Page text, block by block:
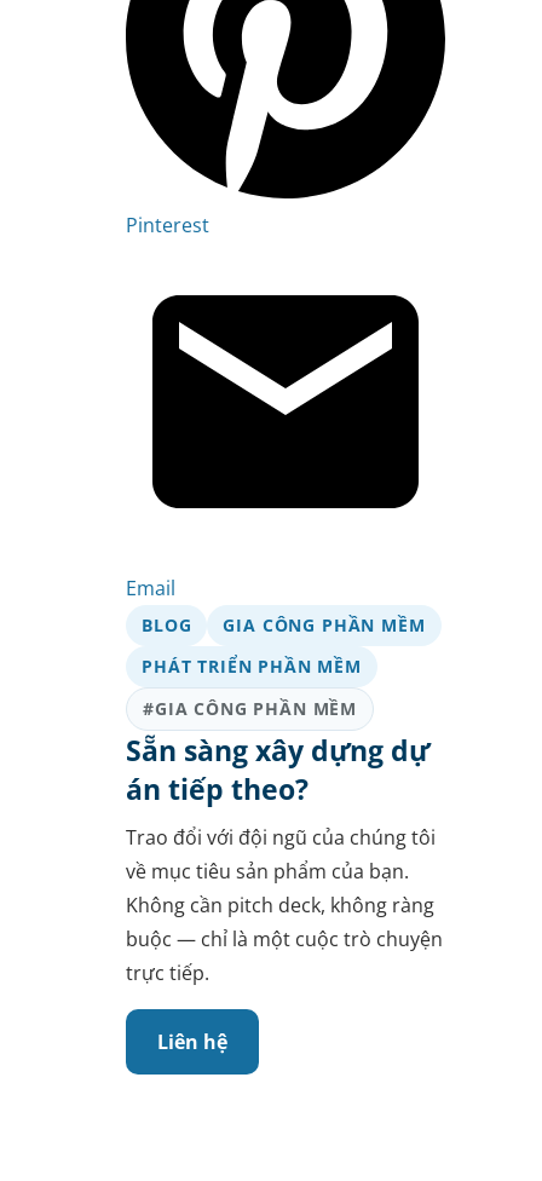
Pinterest
Email
BLOG
GIA CÔNG PHẦN MỀM
PHÁT TRIỂN PHẦN MỀM
#GIA CÔNG PHẦN MỀM
Sẵn sàng xây dựng dự
án tiếp theo?
Trao đổi với đội ngũ của chúng tôi
về mục tiêu sản phẩm của bạn.
Không cần pitch deck, không ràng
buộc — chỉ là một cuộc trò chuyện
trực tiếp.
Liên hệ